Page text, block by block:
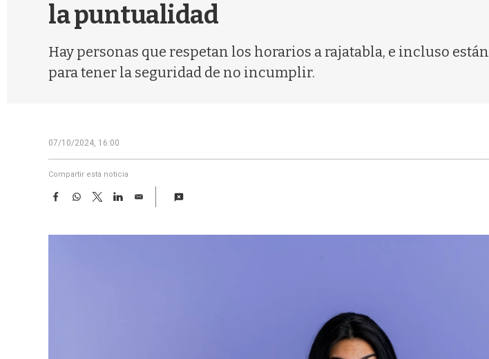
la puntualidad
Hay personas que respetan los horarios a rajatabla, e incluso
para tener la seguridad de no incumplir.
07/10/2024, 16:00
Compartir esta noticia
F
e
W
t
T
w
t
L
k
E
i